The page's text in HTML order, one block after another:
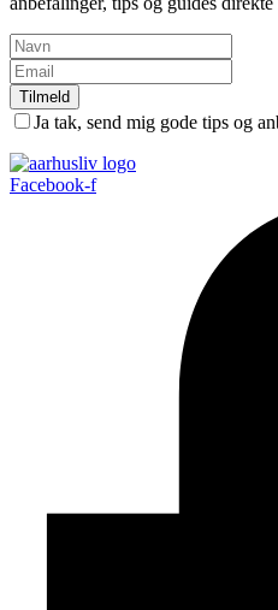
Tilmeld
Ja tak, send mig gode tips og
Facebook-f